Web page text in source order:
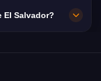
é de 45
El Salvador?
com